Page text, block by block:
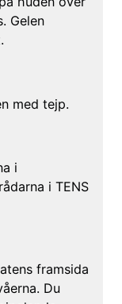
Gelen
med tejp.
i
i TENS
framsida
Du